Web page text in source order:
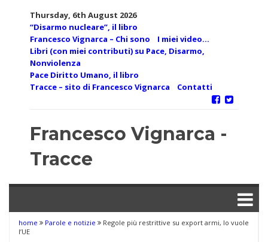
Thursday, 6th August 2026
“Disarmo nucleare”, il libro
Francesco Vignarca – Chi sono
I miei video…
Libri (con miei contributi) su Pace, Disarmo,
Nonviolenza
Pace Diritto Umano, il libro
Tracce – sito di Francesco Vignarca
Contatti
Francesco Vignarca -
Tracce
home Parole e notizie
Regole più restrittive su export armi, lo vuole
l’UE